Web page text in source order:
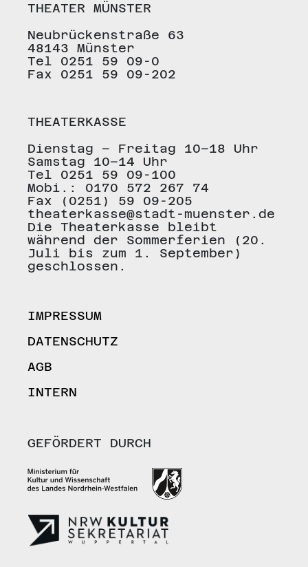
THEATER MÜNSTER
Neubrückenstraße 63
48143 Münster
Tel 0251 59 09-0
Fax 0251 59 09-202
THEATERKASSE
Dienstag – Freitag 10–18 Uhr
Samstag 10–14 Uhr
Tel 0251 59 09-100
Mobi.: 0170 572 267 74
Fax (0251) 59 09-205
theaterkasse@stadt-muenster.de
Die Theaterkasse bleibt
während der Sommerferien (20.
Juli bis zum 1. September)
geschlossen.
IMPRESSUM
DATENSCHUTZ
AGB
INTERN
GEFÖRDERT DURCH